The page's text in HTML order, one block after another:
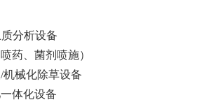
分析设备
药、菌剂喷施）
机械化除草设备
体化设备